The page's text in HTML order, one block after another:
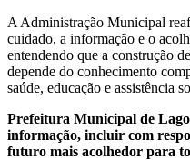
A Administração Municipal
cuidado, a informação e o
entendendo que a construção
depende do conhecimento
saúde, educação e assistência
Prefeitura Municipal de
informação, incluir com
futuro mais acolhedor para